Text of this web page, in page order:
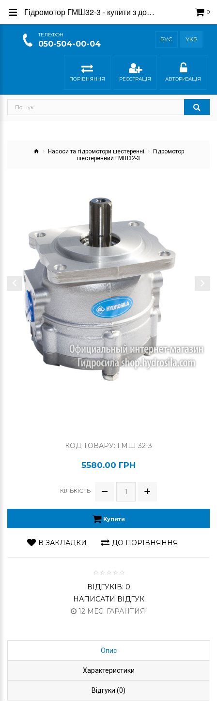
ТEЛЕФОН
050-504-00-04
РУС УКР
0
ПОРІВНЯННЯ РЕЄСТРАЦІЯ АВТОРИЗАЦІЯ
Насоси та гідромотори шестеренні
Гідромотор
шестеренний ГМШ32-3
КОД ТОВАРУ: ГМШ 32-3
5580.00 ГРН
КІЛЬКІСТЬ
Купити
В ЗАКЛАДКИ ДО ПОРІВНЯННЯ
ВІДГУКІВ: 0
НАПИСАТИ ВІДГУК
12 МЕС. ГАРАНТИЯ!
Опис
Характеристики
Відгуки (0)
Гідромотор ГМШ32-3 - купити з доставкою в магазині Гідросила